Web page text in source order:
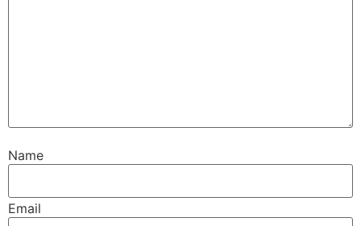
Name
Email